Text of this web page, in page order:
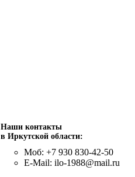
Наши контакты
в Иркутской области:
Моб: +7 930 830-42-50
E-Mail: ilo-1988@mail.ru